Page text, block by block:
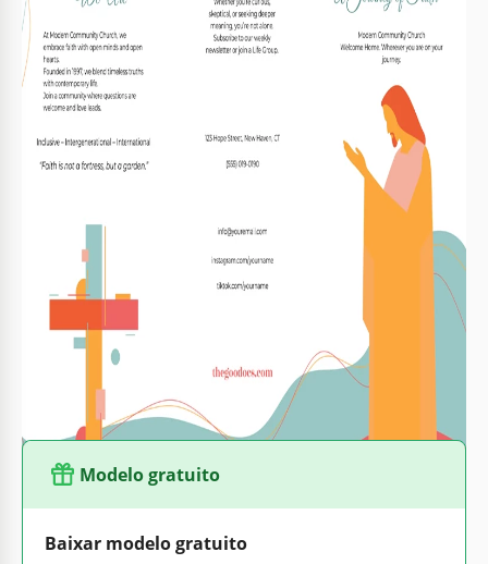
Orientação
Retrato Folheto e Panfleto Modelos
Tamanho
A4 / Carta US Folheto e Panfleto Modelos
Criado
May 20, 2025
Última atualização
August 1, 2026
Comunidade
Adicionado às coleções por 1 Usuários
14 downloads este mês
Principais recursos deste modelo
Tipo de dobra
Três dobra Folheto e Panfleto Modelos
Adequado Para
Church
Moderno Folheto e Panfleto Modelos
Modelo gratuito
Baixar modelo gratuito